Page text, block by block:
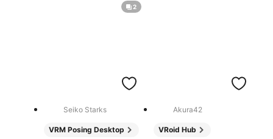
2
Seiko Starks
VRM Posing Desktop
Akura42
VRoid Hub